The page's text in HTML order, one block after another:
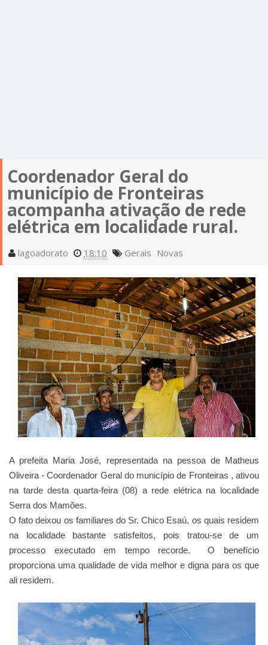
Coordenador Geral do
município de Fronteiras
acompanha ativação de rede
elétrica em localidade rural.
lagoadorato 18:10 Gerais Novas
A prefeita Maria José, representada na pessoa de Matheus
Oliveira - Coordenador Geral do município de Fronteiras , ativou
na tarde desta quarta-feira (08) a rede elétrica na localidade
Serra dos Mamões.
O fato deixou os familiares do Sr. Chico Esaú, os quais residem
na localidade bastante satisfeitos, pois tratou-se de um
processo executado em tempo recorde. O benefício
proporciona uma qualidade de vida melhor e digna para os que
ali residem.